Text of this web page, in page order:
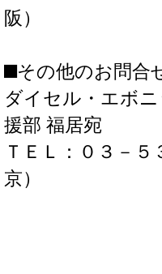
阪）
■その他のお問合
ダイセル・エボ
援部 福居宛
ＴＥＬ：０３－
京）